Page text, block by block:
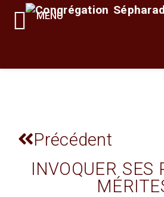
Précédent
INVOQUER SES
MENU